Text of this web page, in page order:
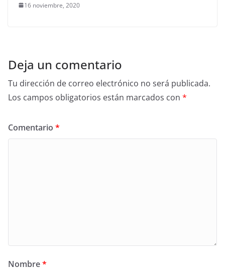
16 noviembre, 2020
Deja un comentario
Tu dirección de correo electrónico no será publicada.
Los campos obligatorios están marcados con *
Comentario *
Nombre*